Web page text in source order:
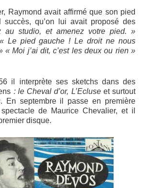
Raymond avait affirmé que son pied
qu’on lui avait proposé des
au studio, et amenez votre pied. »
Le pied gauche ! Le droit ne nous
« Moi j’ai dit, c’est les deux ou rien »
il interprète ses sketchs dans des
: le Cheval d’or, L’Ecluse et surtout
. En septembre il passe en première
de Maurice Chevalier, et il
disque.